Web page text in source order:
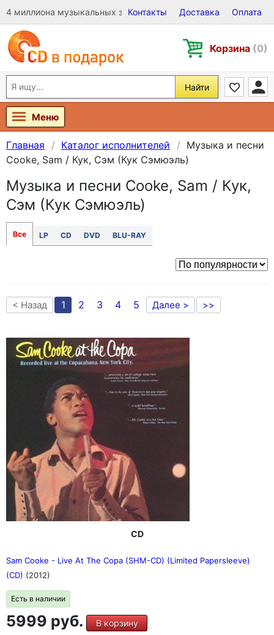
4 миллиона музыкальных записей на Виниле, CD и DVD
Контакты Доставка Оплата
Корзина (0)
Найти
Меню
Главная Каталог исполнителей
Музыка и песни
Cooke, Sam / Кук, Сэм (Кук Сэмюэль)
Музыка и песни Cooke, Sam / Кук,
Сэм (Кук Сэмюэль)
Все LP CD DVD BLU-RAY
< Назад 1 2 3 4 5 Далее > >>
CD
Sam Cooke - Live At The Copa (SHM-CD) (Limited Papersleeve)
(CD) (2012)
Есть в наличии
5999 руб. В корзину